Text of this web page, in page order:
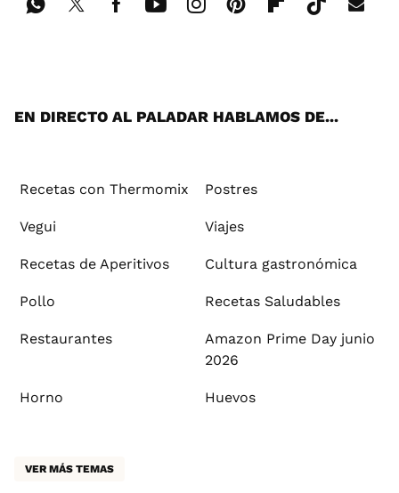
EN DIRECTO AL PALADAR HABLAMOS DE...
Recetas con Thermomix Postres
Vegui Viajes
Recetas de Aperitivos Cultura gastronómica
Pollo Recetas Saludables
Restaurantes
Amazon Prime Day junio
2026
Horno Huevos
VER MÁS TEMAS